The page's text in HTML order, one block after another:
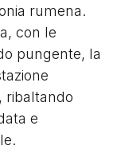
rumena.
con le
pungente, la
ribaltando
e